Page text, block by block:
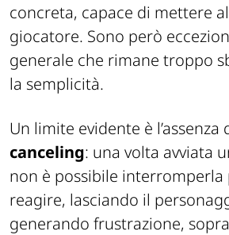
concreta, capace di mettere
giocatore. Sono però
generale che rimane troppo
la semplicità.
Un limite evidente è l’assenza
canceling: una volta avviata
non è possibile interromperla
reagire, lasciando il
generando frustrazione,